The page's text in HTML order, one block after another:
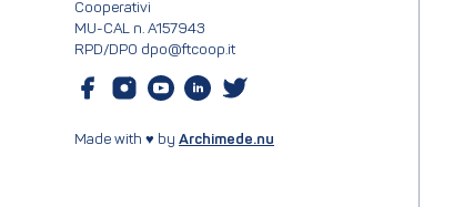
Cooperativi
MU-CAL n. A157943
RPD/DPO dpo@ftcoop.it
Made with ♥ by Archimede.nu